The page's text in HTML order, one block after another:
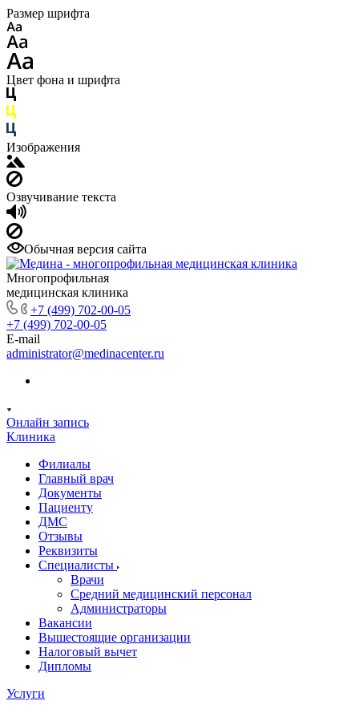
Размер шрифта
Цвет фона и шрифта
Изображения
Озвучивание текста
Обычная версия сайта
Многопрофильная
медицинская клиника
+7 (499) 702-00-05
+7 (499) 702-00-05
E-mail
administrator@medinacenter.ru
Онлайн запись
Клиника
Филиалы
Главный врач
Документы
Пациенту
ДМС
Отзывы
Реквизиты
Специалисты
Врачи
Средний медицинский персонал
Администраторы
Вакансии
Вышестоящие организации
Налоговый вычет
Дипломы
Услуги